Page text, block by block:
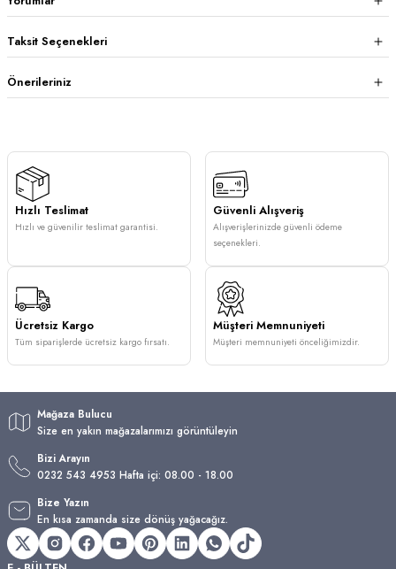
Taksit Seçenekleri
Önerileriniz
Hızlı Teslimat
Hızlı ve güvenilir teslimat garantisi.
Güvenli Alışveriş
Alışverişlerinizde güvenli ödeme
seçenekleri.
Ücretsiz Kargo
Tüm siparişlerde ücretsiz kargo fırsatı.
Müşteri Memnuniyeti
Müşteri memnuniyeti önceliğimizdir.
Mağaza Bulucu
Size en yakın mağazalarımızı görüntüleyin
Bizi Arayın
0232 543 4953 Hafta içi: 08.00 - 18.00
Bize Yazın
En kısa zamanda size dönüş yağacağız.